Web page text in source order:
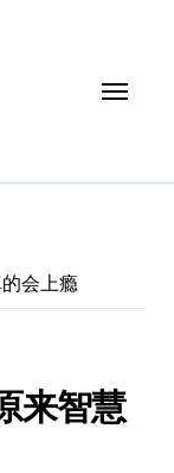
会上瘾
来智慧